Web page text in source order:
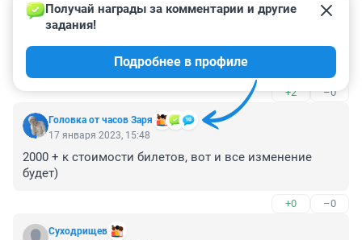
18 января 2023, 00:06
Есть еще одна фишка у победы - ели летят 2 и больше
человек вместе и не оплатили выбор места, то их
стараются рассадить как можно дальше друг от друга
- не раз была свидетелем, как на стойке при
регистрации просили поближе, но там с упорством,
достойным лучшего применения, предлагали
максимально неудобные для них варианты.
+2 –0
Головка от часов Заря
Получай награды за комментарии и другие
задания!
Подробнее в профиле
17 января 2023, 15:48
2000 + к стоимости билетов, вот и все изменение
будет)
+0 –0
Суходрищев